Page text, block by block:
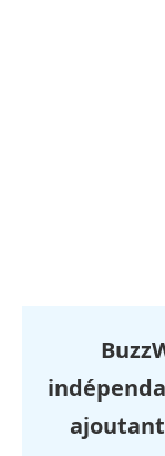
ajoutant